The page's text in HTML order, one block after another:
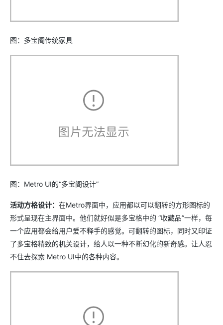
图：多宝阁传统家具
图：Metro UI的“多宝阁设计”
活动方格设计： 在Metro界面中，应用都以可以翻转的方形图标的
形式呈现在主界面中。他们就好似是多宝格中的 “收藏品”一样，每
一个应用都会给用户爱不释手的感觉。可翻转的图标，同时又印证
了多宝格精致的机关设计，给人以一种不断幻化的新奇感。让人忍
不住去探索 Metro UI中的各种内容。